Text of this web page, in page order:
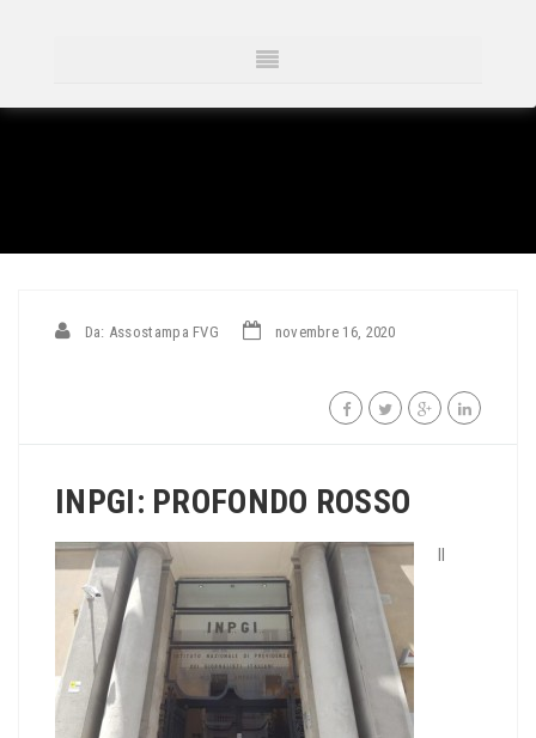
Da: Assostampa FVG novembre 16, 2020
INPGI: PROFONDO ROSSO